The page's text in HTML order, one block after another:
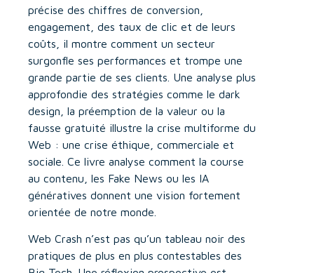
précise des chiffres de conversion,
engagement, des taux de clic et de leurs
coûts, il montre comment un secteur
surgonfle ses performances et trompe une
grande partie de ses clients. Une analyse plus
approfondie des stratégies comme le dark
design, la préemption de la valeur ou la
fausse gratuité illustre la crise multiforme du
Web : une crise éthique, commerciale et
sociale. Ce livre analyse comment la course
au contenu, les Fake News ou les IA
génératives donnent une vision fortement
orientée de notre monde.
Web Crash n’est pas qu’un tableau noir des
pratiques de plus en plus contestables des